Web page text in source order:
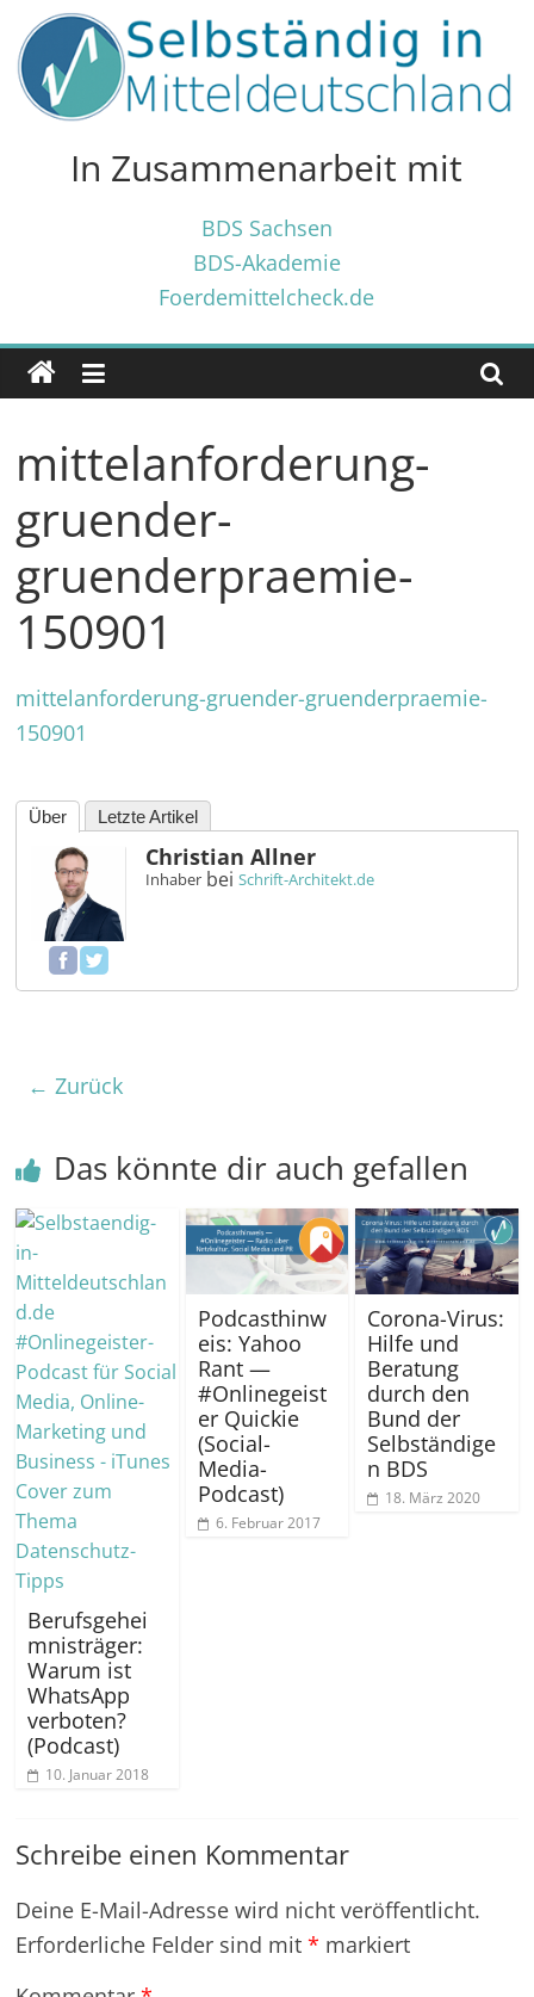
Inhalt
springen
Selbständig
Mitteldeutschland
Tricks
✓
für
und
Gründer
✓
in
und
außerhalb
Mitteldeutschlands
In Zusammenarbeit mit
BDS Sachsen
BDS-Akademie
Foerdemittelcheck.de
mittelanforderung-
gruender-
gruenderpraemie-
150901
mittelanforderung-gruender-gruenderpraemie-
150901
Über Letzte Artikel
Christian Allner
Inhaber beiSchrift-Architekt.de
← Zurück
Das könnte dir auch gefallen
Berufsgehei
mnisträger:
Warum ist
WhatsApp
verboten?
(Podcast)
10. Januar 2018
Podcasthinw
eis: Yahoo
Rant —
#Onlinegeist
er Quickie
(Social-
Media-
Podcast)
6. Februar 2017
Corona-Virus:
Hilfe und
Beratung
durch den
Bund der
Selbständige
n BDS
18. März 2020
Schreibe einen Kommentar
Deine E-Mail-Adresse wird nicht veröffentlicht.
Erforderliche Felder sind mit* markiert